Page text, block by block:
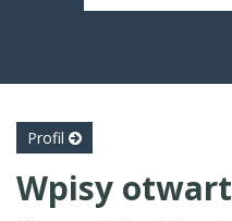
Profil
Wpisy